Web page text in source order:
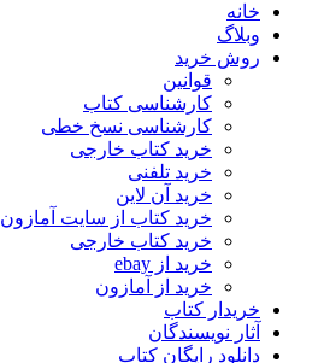
خانه
وبلاگ
روش خرید
قوانین
کارشناسی کتاب
کارشناسی نسخ خطی
خرید کتاب خارجی
خرید تلفنی
خرید آن لاین
خرید کتاب از سایت آمازون
خرید کتاب خارجی
خرید از ebay
خرید از آمازون
خریدار کتاب
آثار نویسندگان
دانلود رایگان کتاب